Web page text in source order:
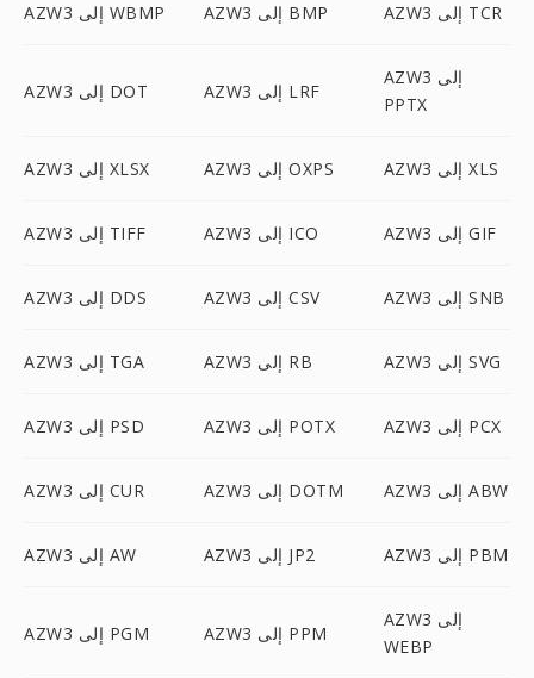
AZW3 إلى WBMP AZW3 إلى BMP AZW3 إلى TCR
AZW3 إلى DOT AZW3 إلى LRF
AZW3 إلى
PPTX
AZW3 إلى XLSX AZW3 إلى OXPS AZW3 إلى XLS
AZW3 إلى TIFF AZW3 إلى ICO AZW3 إلى GIF
AZW3 إلى DDS AZW3 إلى CSV AZW3 إلى SNB
AZW3 إلى TGA AZW3 إلى RB AZW3 إلى SVG
AZW3 إلى PSD AZW3 إلى POTX AZW3 إلى PCX
AZW3 إلى CUR AZW3 إلى DOTM AZW3 إلى ABW
AZW3 إلى AW AZW3 إلى JP2 AZW3 إلى PBM
AZW3 إلى PGM AZW3 إلى PPM
AZW3 إلى
WEBP